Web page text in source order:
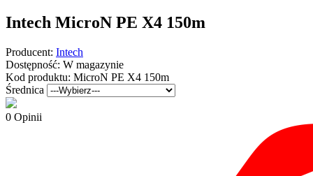
Intech MicroN PE X4 150m
Producent: Intech
Dostępność: W magazynie
Kod produktu: MicroN PE X4 150m
Średnica
0 Opinii